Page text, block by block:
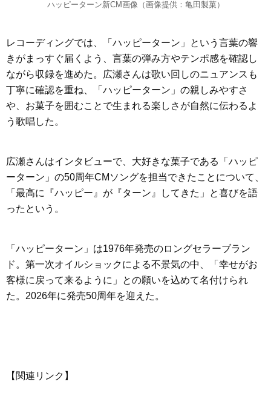
ハッピーターン新CM画像（画像提供：亀田製菓）
レコーディングでは、「ハッピーターン」という言葉の響
きがまっすぐ届くよう、言葉の弾み方やテンポ感を確認し
ながら収録を進めた。広瀬さんは歌い回しのニュアンスも
丁寧に確認を重ね、「ハッピーターン」の親しみやすさ
や、お菓子を囲むことで生まれる楽しさが自然に伝わるよ
う歌唱した。
広瀬さんはインタビューで、大好きな菓子である「ハッピ
ーターン」の50周年CMソングを担当できたことについて、
「最高に『ハッピー』が『ターン』してきた」と喜びを語
ったという。
「ハッピーターン」は1976年発売のロングセラーブラン
ド。第一次オイルショックによる不景気の中、「幸せがお
客様に戻って来るように」との願いを込めて名付けられ
た。2026年に発売50周年を迎えた。
【関連リンク】